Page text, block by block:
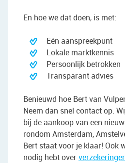
En hoe we dat doen, is met:
Eén aanspreekpunt
Lokale marktkennis
Persoonlijk betrokken
Transparant advies
Benieuwd hoe Bert van
Neem dan snel contact op.
bij de aankoop van een
rondom Amsterdam,
Bert staat voor je klaar! Ook
nodig hebt over